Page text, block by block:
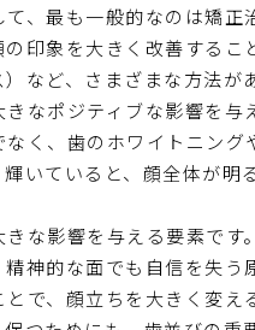
、最も一般的なのは矯
印象を大きく改善する
など、さまざまな方法
なポジティブな影響を与
く、歯のホワイトニン
いていると、顔全体が明
な影響を与える要素で
神的な面でも自信を失
で、顔立ちを大きく変